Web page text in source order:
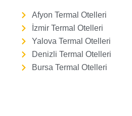
Afyon Termal Otelleri
İzmir Termal Otelleri
Yalova Termal Otelleri
Denizli Termal Otelleri
Bursa Termal Otelleri